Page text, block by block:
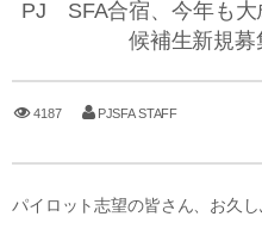
PJ SFA合宿、今年も
候補生新規募
4187 PJSFA STAFF
パイロット志望の皆さん、お久し